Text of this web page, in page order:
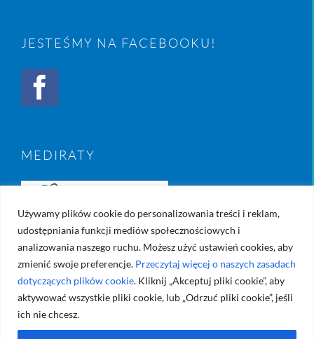
Używamy plików cookie do personalizowania treści i reklam,
udostępniania funkcji mediów społecznościowych i
analizowania naszego ruchu. Możesz użyć ustawień cookies, aby
zmienić swoje preferencje. Przeczytaj więcej o naszych zasadach
dotyczących plików cookie. Kliknij „Akceptuj pliki cookie”, aby
aktywować wszystkie pliki cookie, lub „Odrzuć pliki cookie”, jeśli
ich nie chcesz.
JESTEŚMY NA FACEBOOKU!
MEDIRATY